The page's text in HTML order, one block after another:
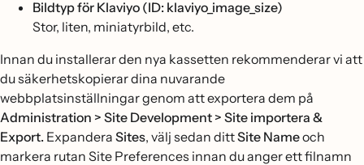
Bildtyp för Klaviyo (ID: klaviyo_image_size)
Stor, liten, miniatyrbild, etc.
Innan du installerar den nya kassetten rekommenderar vi att
du säkerhetskopierar dina nuvarande
webbplatsinställningar genom att exportera dem på
Administration > Site Development > Site importera &
Export. Expandera Sites, välj sedan dittSite Nameoch
markera rutan Site Preferences innan du anger ett filnamn